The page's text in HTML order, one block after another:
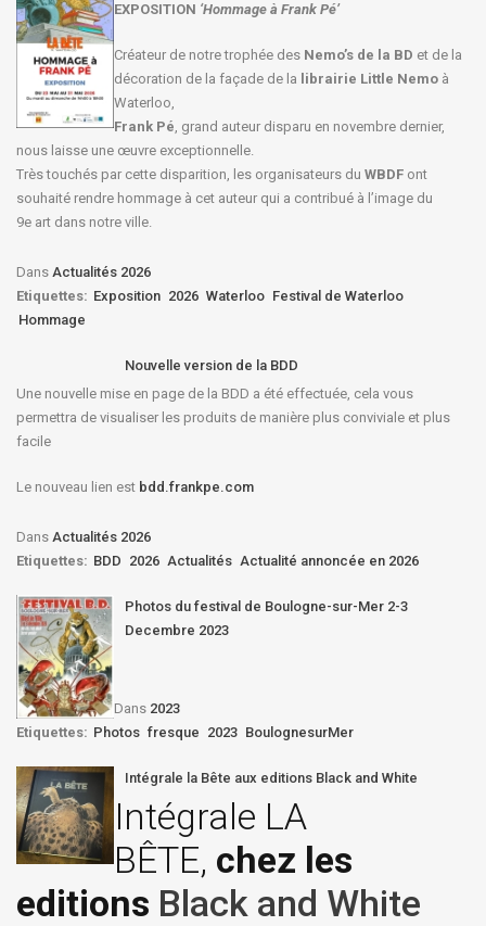
EXPOSITION ‘Hommage à Frank Pé’
Créateur de notre trophée des Nemo’s de la BD et de la
décoration de la façade de la librairie Little Nemo à
Waterloo,
Frank Pé, grand auteur disparu en novembre dernier,
nous laisse une œuvre exceptionnelle.
Très touchés par cette disparition, les organisateurs du WBDF ont
souhaité rendre hommage à cet auteur qui a contribué à l’image du
9e art dans notre ville.
Dans Actualités 2026
Etiquettes: Exposition 2026 Waterloo Festival de Waterloo
Hommage
Nouvelle version de la BDD
Une nouvelle mise en page de la BDD a été effectuée, cela vous
permettra de visualiser les produits de manière plus conviviale et plus
facile
Le nouveau lien est bdd.frankpe.com
Dans Actualités 2026
Etiquettes: BDD 2026 Actualités Actualité annoncée en 2026
Photos du festival de Boulogne-sur-Mer 2-3
Decembre 2023
Dans 2023
Etiquettes: Photos fresque 2023 BoulognesurMer
Intégrale la Bête aux editions Black and White
Intégrale LA
BÊTE, chez les
editions Black and White